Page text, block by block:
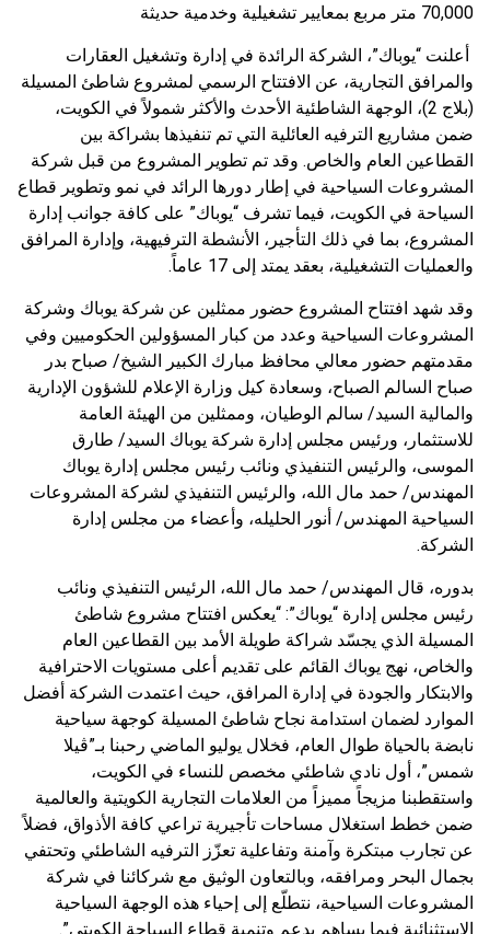
70,000 متر مربع بمعايير تشغيلية وخدمية حديثة
أعلنت “يوباك”، الشركة الرائدة في إدارة وتشغيل العقارات
والمرافق التجارية، عن الافتتاح الرسمي لمشروع شاطئ المسيلة
(بلاج 2)، الوجهة الشاطئية الأحدث والأكثر شمولاً في الكويت،
ضمن مشاريع الترفيه العائلية التي تم تنفيذها بشراكة بين
القطاعين العام والخاص. وقد تم تطوير المشروع من قبل شركة
المشروعات السياحية في إطار دورها الرائد في نمو وتطوير قطاع
السياحة في الكويت، فيما تشرف “يوباك” على كافة جوانب إدارة
المشروع، بما في ذلك التأجير، الأنشطة الترفيهية، وإدارة المرافق
والعمليات التشغيلية، بعقد يمتد إلى 17 عاماً.
وقد شهد افتتاح المشروع حضور ممثلين عن شركة يوباك وشركة
المشروعات السياحية وعدد من كبار المسؤولين الحكوميين وفي
مقدمتهم حضور معالي محافظ مبارك الكبير الشيخ/ صباح بدر
صباح السالم الصباح، وسعادة كيل وزارة الإعلام للشؤون الإدارية
والمالية السيد/ سالم الوطيان، وممثلين من الهيئة العامة
للاستثمار، ورئيس مجلس إدارة شركة يوباك السيد/ طارق
الموسى، والرئيس التنفيذي ونائب رئيس مجلس إدارة يوباك
المهندس/ حمد مال الله، والرئيس التنفيذي لشركة المشروعات
السياحية المهندس/ أنور الحليله، وأعضاء من مجلس إدارة
الشركة.
بدوره، قال المهندس/ حمد مال الله، الرئيس التنفيذي ونائب
رئيس مجلس إدارة “يوباك”: “يعكس افتتاح مشروع شاطئ
المسيلة الذي يجسّد شراكة طويلة الأمد بين القطاعين العام
والخاص، نهج يوباك القائم على تقديم أعلى مستويات الاحترافية
والابتكار والجودة في إدارة المرافق، حيث اعتمدت الشركة أفضل
الموارد لضمان استدامة نجاح شاطئ المسيلة كوجهة سياحية
نابضة بالحياة طوال العام، فخلال يوليو الماضي رحبنا بـ”ڤيلا
شمس”، أول نادي شاطئي مخصص للنساء في الكويت،
واستقطبنا مزيجاً مميزاً من العلامات التجارية الكويتية والعالمية
ضمن خطط استغلال مساحات تأجيرية تراعي كافة الأذواق، فضلاً
عن تجارب مبتكرة وآمنة وتفاعلية تعزّز الترفيه الشاطئي وتحتفي
بجمال البحر ومرافقه، وبالتعاون الوثيق مع شركائنا في شركة
المشروعات السياحية، نتطلّع إلى إحياء هذه الوجهة السياحية
الاستثنائية فيما يساهم بدعم وتنمية قطاع السياحة الكويتي”.